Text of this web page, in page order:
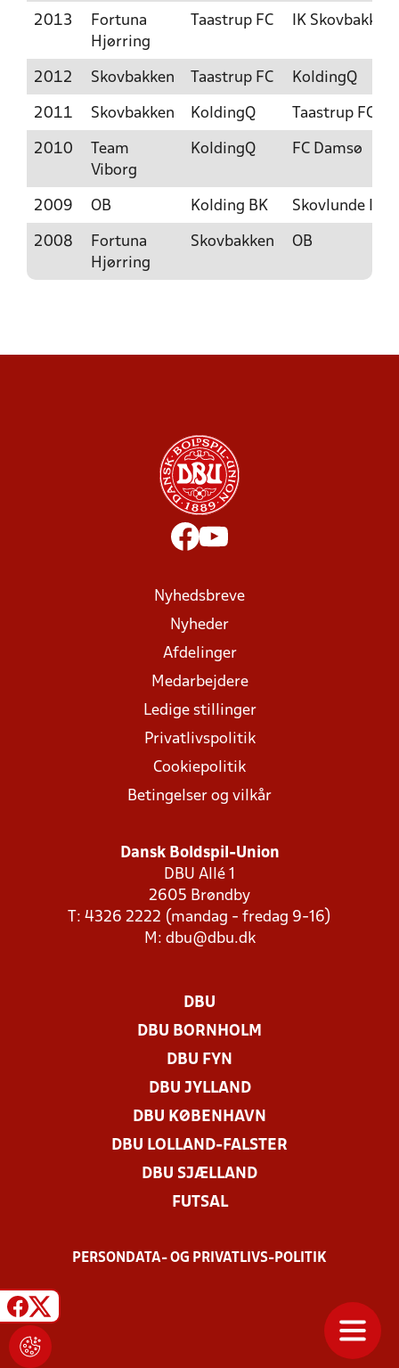
2013
Fortuna
Hjørring
Taastrup FC IK Skovbakken
2012 Skovbakken Taastrup FC KoldingQ
2011 Skovbakken KoldingQ Taastrup FC
2010
Team
Viborg
KoldingQ FC Damsø
2009 OB Kolding BK Skovlunde IF
2008
Fortuna
Hjørring
Skovbakken OB
Nyhedsbreve
Nyheder
Afdelinger
Medarbejdere
Ledige stillinger
Privatlivspolitik
Cookiepolitik
Betingelser og vilkår
Dansk Boldspil-Union
DBU Allé 1
2605 Brøndby
T: 4326 2222 (mandag - fredag 9-16)
M: dbu@dbu.dk
DBU
DBU BORNHOLM
DBU FYN
DBU JYLLAND
DBU KØBENHAVN
DBU LOLLAND-FALSTER
DBU SJÆLLAND
FUTSAL
PERSONDATA- OG PRIVATLIVS-POLITIK